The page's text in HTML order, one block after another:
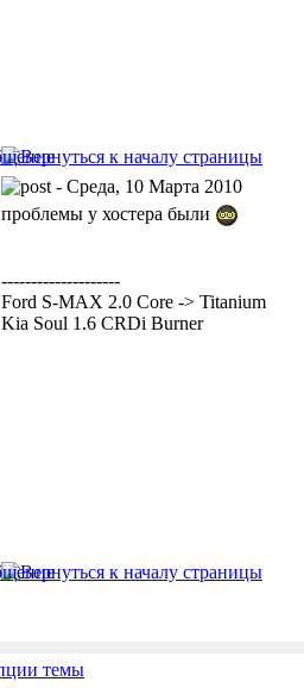
- Среда, 10 Марта 2010
проблемы у хостера были
--------------------
Ford S-MAX 2.0 Core -> Titanium
Kia Soul 1.6 CRDi Burner